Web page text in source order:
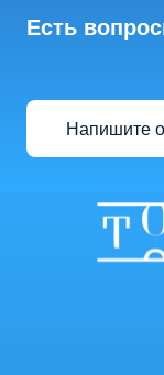
Есть
Напишите